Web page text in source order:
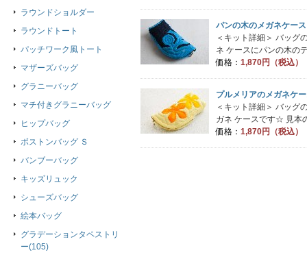
パンの木のメガネケース
＜キット詳細＞ バッグ
ネ ケースにパンの木の
価格： 1,870円（税込）
プルメリアのメガネケ
＜キット詳細＞ バッグ
ガネ ケースです☆ 見本
価格： 1,870円（税込）
ラウンドショルダー
ラウンドトート
パッチワーク風トート
マザーズバッグ
グラニーバッグ
マチ付きグラニーバッグ
ヒップバッグ
ボストンバッグ Ｓ
バンブーバッグ
キッズリュック
シューズバッグ
絵本バッグ
グラデーションタペストリ
ー(105)